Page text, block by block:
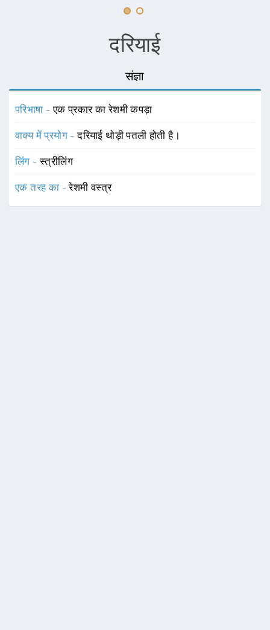
दरियाई
संज्ञा
परिभाषा -एक प्रकार का रेशमी कपड़ा
वाक्य में प्रयोग -दरियाई थोड़ी पतली होती है।
लिंग -स्त्रीलिंग
एक तरह का -रेशमी वस्त्र